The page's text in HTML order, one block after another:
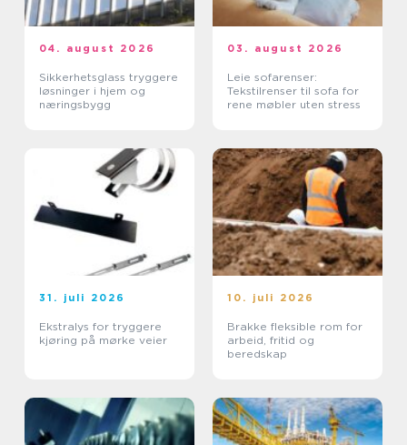
04. august 2026
Sikkerhetsglass tryggere
løsninger i hjem og
næringsbygg
03. august 2026
Leie sofarenser:
Tekstilrenser til sofa for
rene møbler uten stress
31. juli 2026
Ekstralys for tryggere
kjøring på mørke veier
10. juli 2026
Brakke fleksible rom for
arbeid, fritid og
beredskap